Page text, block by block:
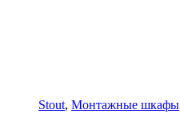
Stout, Монтажные шкафы